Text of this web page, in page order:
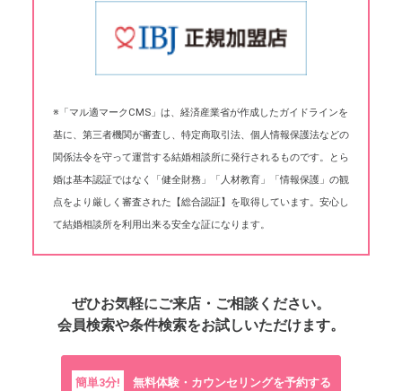
※「マル適マークCMS」は、経済産業省が作成したガイドラインを
基に、第三者機関が審査し、特定商取引法、個人情報保護法などの
関係法令を守って運営する結婚相談所に発行されるものです。とら
婚は基本認証ではなく「健全財務」「人材教育」「情報保護」の観
点をより厳しく審査された【総合認証】を取得しています。安心し
て結婚相談所を利用出来る安全な証になります。
ぜひお気軽にご来店・ご相談ください。
会員検索や条件検索をお試しいただけます。
簡単3分! 無料体験・カウンセリングを予約する